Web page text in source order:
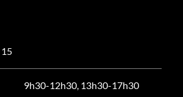
9h30-12h30, 13h30-17h30